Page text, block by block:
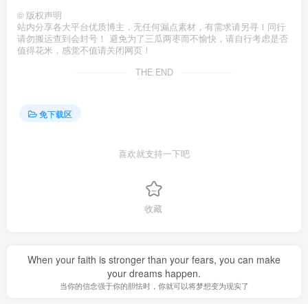
© 版权声明
站内分享各大平台优质博主，无任何漏点素材，有需求请另寻！同行
请勿搬运查到会封号！ 避免为了三瓜两枣而不愉快，请自行考虑是否
值得花米，感觉不值请关闭网页！
THE END
免下载区
喜欢就支持一下吧
收藏
When your faith is stronger than your fears, you can make
your dreams happen.
当你的信念强于你的胆怯时，你就可以将梦想变为现实了